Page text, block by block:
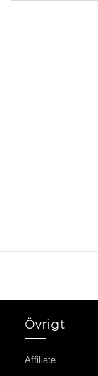
Övrigt
Affiliate